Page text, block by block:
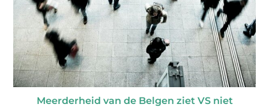
Meerderheid van de Belgen ziet VS niet